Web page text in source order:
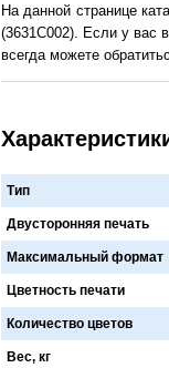
На данной странице
(3631C002). Если у вас
всегда можете
Тип
Двусторонняя печать
Максимальный формат
Цветность печати
Количество цветов
Вес, кг